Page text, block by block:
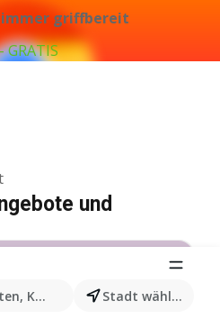
griffbereit
Kategorien, Produkten...
Stadt wählen
und